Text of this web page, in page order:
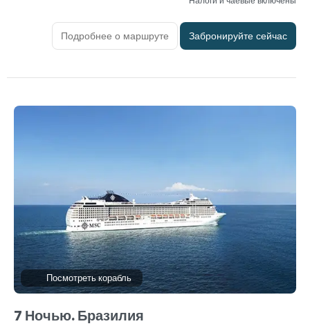
Подробнее о маршруте Забронируйте сейчас
Посмотреть корабль
7 Ночью. Бразилия